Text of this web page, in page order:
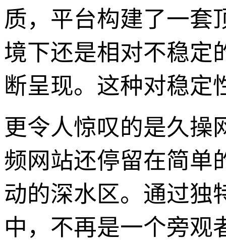
质，平台构建了一套
境下还是相对不稳定
断呈现。这种对稳定
更令人惊叹的是久操
频网站还停留在简单
动的深水区。通过独
中，不再是一个旁观